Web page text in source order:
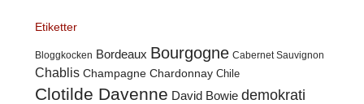
Etiketter
Bloggkocken Bordeaux Bourgogne Cabernet Sauvignon
Chablis Champagne Chardonnay Chile
Clotilde Davenne David Bowie demokrati